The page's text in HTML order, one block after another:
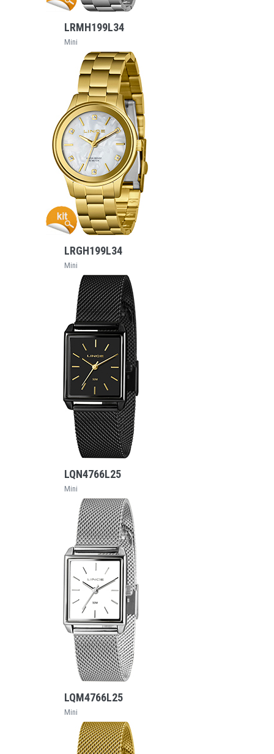
LRMH199L34
Mini
VEJA MAIS
LRGH199L34
Mini
VEJA MAIS
LQN4766L25
Mini
VEJA MAIS
LQM4766L25
Mini